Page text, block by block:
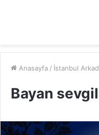
Anasayfa / İstanbul
Bayan